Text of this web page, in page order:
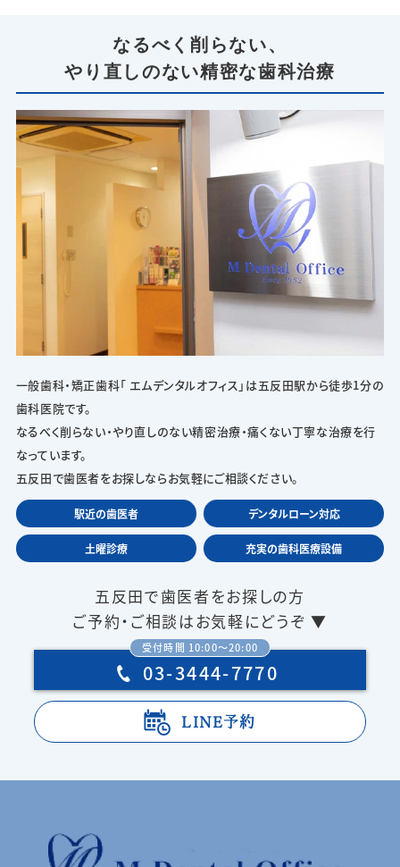
なるべく削らない、
やり直しのない精密な歯科治療
一般歯科・矯正歯科「 エムデンタルオフィス」は五反田駅から徒歩1分の
歯科医院です。
なるべく削らない・やり直しのない精密治療・痛くない丁寧な治療を行
なっています。
五反田で歯医者をお探しならお気軽にご相談ください。
駅近の歯医者 デンタルローン対応
土曜診療 充実の歯科医療設備
五反田で歯医者をお探しの方
ご予約・ご相談はお気軽にどうぞ ▼
受付時間 10:00〜20:00
03-3444-7770
LINE予約